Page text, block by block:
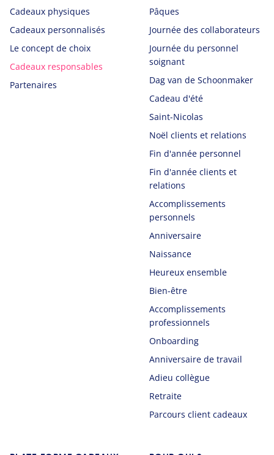
Cadeaux physiques
Cadeaux personnalisés
Le concept de choix
Cadeaux responsables
Partenaires
Pâques
Journée des collaborateurs
Journée du personnel
soignant
Dag van de Schoonmaker
Cadeau d'été
Saint-Nicolas
Noël clients et relations
Fin d'année personnel
Fin d'année clients et
relations
Accomplissements
personnels
Anniversaire
Naissance
Heureux ensemble
Bien-être
Accomplissements
professionnels
Onboarding
Anniversaire de travail
Adieu collègue
Retraite
Parcours client cadeaux